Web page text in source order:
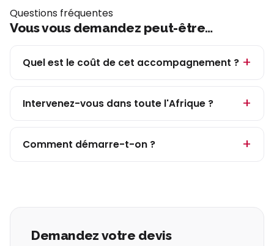
Questions fréquentes
Vous vous demandez peut-être…
Quel est le coût de cet accompagnement ?
Intervenez-vous dans toute l'Afrique ?
Comment démarre-t-on ?
Demandez votre devis